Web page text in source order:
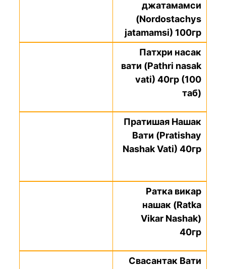
джатамамси
(Nordostachys
jatamamsi) 100гр
Патхри насак
вати (Pathri nasak
vati) 40гр (100
таб)
Пратишая Нашак
Вати (Pratishay
Nashak Vati) 40гр
Ратка викар
нашак (Ratka
Vikar Nashak)
40гр
Свасантак Вати